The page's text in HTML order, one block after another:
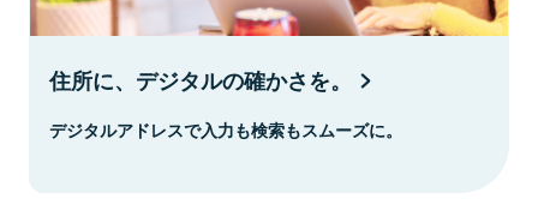
住所に、デジタルの確かさを。
デジタルアドレスで入力も検索もスムーズに。